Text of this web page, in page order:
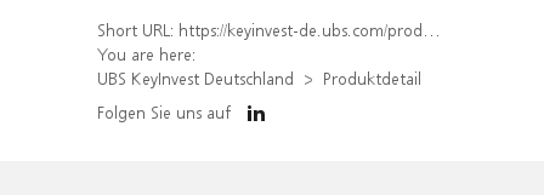
Short URL: https://keyinvest-de.ubs.com/produkt/detail/index/isin/DE000WA74T51
You are here:
UBS KeyInvest Deutschland
Produktdetail
Folgen Sie uns auf